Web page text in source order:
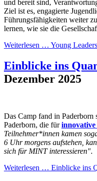
und bereit sind,
Ziel ist es, engagierte
Führungsfähigkeiten weiter
lernen, wie sie die
Weiterlesen … Young
Einblicke ins
Dezember 2025
Das Camp fand in
Paderborn, die für
Teilnehmer*innen kamen
6 Uhr morgens aufstehen,
sich für MINT interessieren".
Weiterlesen … Einblicke ins